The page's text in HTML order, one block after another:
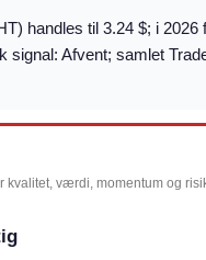
handles til 3.24 $; i 2026
signal: Afvent; samlet
kvalitet, værdi, momentum og